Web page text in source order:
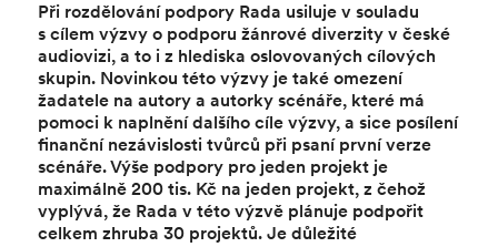
Při rozdělování podpory Rada usiluje v souladu
s cílem výzvy o podporu žánrové diverzity v české
audiovizi, a to i z hlediska oslovovaných cílových
skupin. Novinkou této výzvy je také omezení
žadatele na autory a autorky scénáře, které má
pomoci k naplnění dalšího cíle výzvy, a sice posílení
finanční nezávislosti tvůrců při psaní první verze
scénáře. Výše podpory pro jeden projekt je
maximálně 200 tis. Kč na jeden projekt, z čehož
vyplývá, že Rada v této výzvě plánuje podpořit
celkem zhruba 30 projektů. Je důležité